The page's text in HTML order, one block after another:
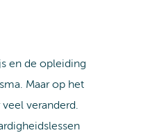
en de opleiding
Maar op het
veranderd.